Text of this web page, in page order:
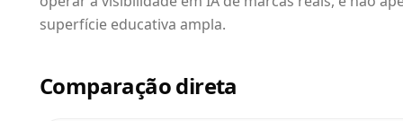
superfície educativa ampla.
Comparação direta